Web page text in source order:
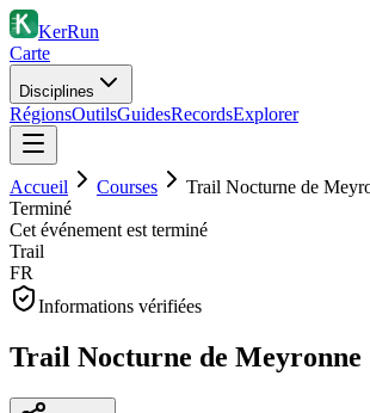
KerRun
Carte
Disciplines
RégionsOutilsGuidesRecordsExplorer
Accueil Courses
Trail Nocturne de
Terminé
Cet événement est terminé
Trail
FR
Informations vérifiées
Trail Nocturne de Meyronne